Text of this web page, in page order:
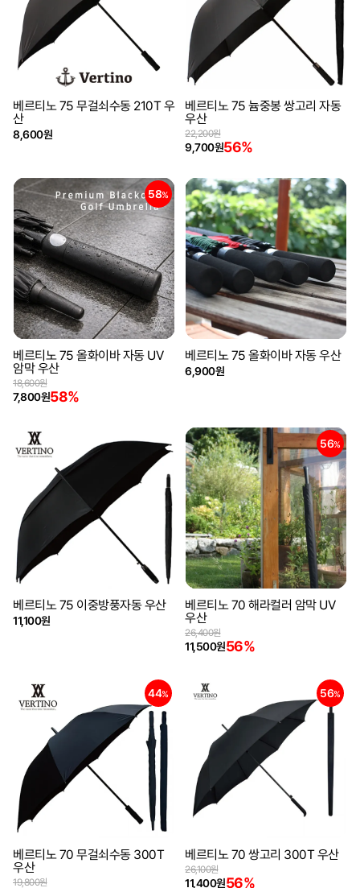
베르티노 75 무걸쇠수동 210T 우
산
8,600원
베르티노 75 늄중봉 쌍고리 자동
우산
9,700원56%
22,200원
58%
베르티노 75 올화이바 자동 UV
암막 우산
7,800원58%
18,600원
베르티노 75 올화이바 자동 우산
6,900원
베르티노 75 이중방풍자동 우산
11,100원
56%
베르티노 70 해라컬러 암막 UV
우산
11,500원56%
26,400원
44%
베르티노 70 무걸쇠수동 300T
우산
19,800원
56%
베르티노 70 쌍고리 300T 우산
11,400원56%
26,100원